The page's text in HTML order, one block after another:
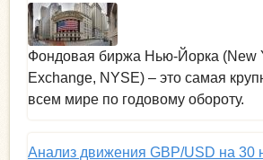
Фондовая биржа Нью-Йорка (New
Exchange, NYSE) – это самая
всем мире по годовому обороту.
Анализ движения GBP/USD на 30